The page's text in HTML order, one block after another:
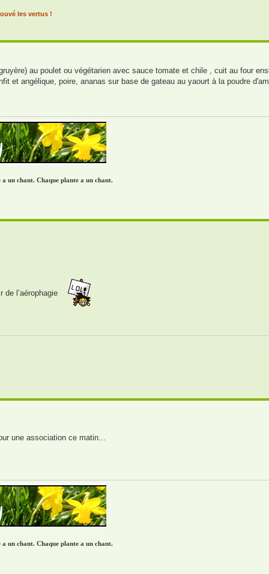
les vertus !
au poulet ou végétarien avec sauce tomate et chile , cuit au four
et angélique, poire, ananas sur base de gateau au yaourt à la poudre
un chant. Chaque plante a un chant.
l’aérophagie
une association ce matin...
un chant. Chaque plante a un chant.